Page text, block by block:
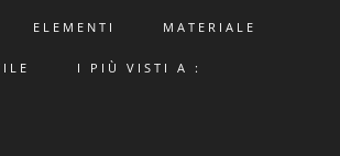
ELEMENTI MATERIALE
I PIÙ VISTI A :